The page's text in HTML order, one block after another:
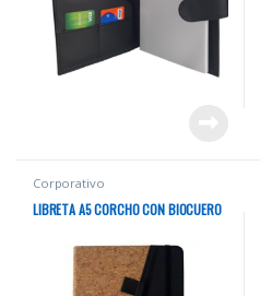
Corporativo
LIBRETA A5 CORCHO CON BIOCUERO